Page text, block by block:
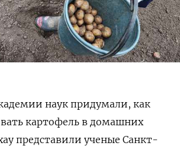
наук придумали, как
картофель в домашних
представили ученые Санкт-